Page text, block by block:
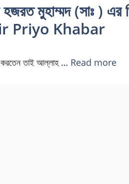
হজরত মুহাম্মদ (সাঃ ) এর
Priyo Khabar
করতেন তাই আল্লাহ … Read more